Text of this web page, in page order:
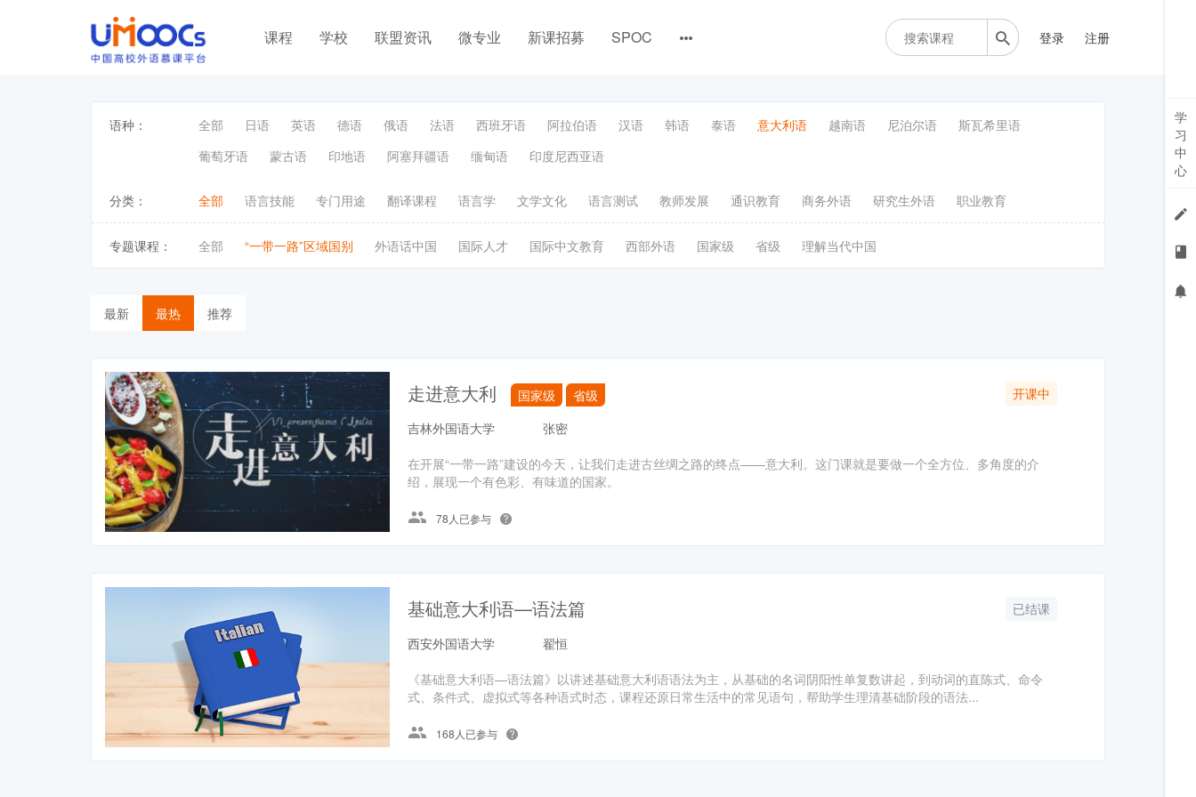
课程 学校 联盟资讯 微专业 新课招募 SPOC 登录 注册
语种： 全部 日语 英语 德语 俄语 法语 西班牙语 阿拉伯语 汉语 韩语 泰语 意大利语 越南语 尼泊尔语
斯瓦希里语
葡萄牙语
蒙古语 印地语 阿塞拜疆语 缅甸语 印度尼西亚语
分类： 全部 语言技能 专门用途 翻译课程 语言学 文学文化 语言测试 教师发展 通识教育 商务外语 研究生外语 职业教育
专题课程： 全部 “一带一路”区域国别 外语话中国 国际人才 国际中文教育 西部外语 国家级 省级 理解当代中国
最新 最热 推荐
走进意大利 国家级 省级
开课中
吉林外国语大学
张密
在开展“一带一路”建设的今天，让我们走进古丝绸之路的终点——意大利。这门课就是要做一个全方位、多角度的介
绍，展现一个有色彩、有味道的国家。
78人已参与
基础意大利语—语法篇
已结课
西安外国语大学
翟恒
《基础意大利语—语法篇》以讲述基础意大利语语法为主，从基础的名词阴阳性单复数讲起，到动词的直陈式、命令
式、条件式、虚拟式等各种语式时态，课程还原日常生活中的常见语句，帮助学生理清基础阶段的语法...
168人已参与
学
习
中
心